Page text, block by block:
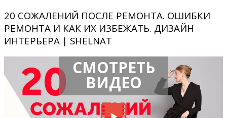
20 СОЖАЛЕНИЙ ПОСЛЕ РЕМОНТА. ОШИБКИ
РЕМОНТА И КАК ИХ ИЗБЕЖАТЬ. ДИЗАЙН
ИНТЕРЬЕРА | SHELNAT
СМОТРЕТЬ
ВИДЕО